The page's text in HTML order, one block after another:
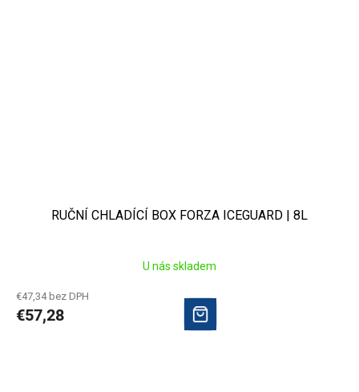
RUČNÍ CHLADÍCÍ BOX FORZA ICEGUARD | 8L
U nás skladem
€47,34 bez DPH
€57,28